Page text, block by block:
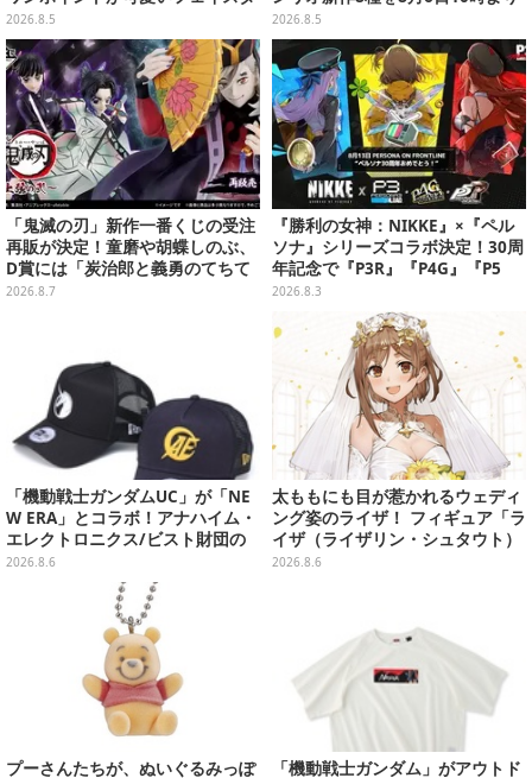
オル、バスマットなど全14種
2026.8.5
受付開始
2026.8.5
「鬼滅の刃」新作一番くじの受注
再販が決定！童磨や胡蝶しのぶ、
D賞には「炭治郎と義勇のてちて
ちフィギュア」も
2026.8.7
『勝利の女神：NIKKE』×『ペル
ソナ』シリーズコラボ決定！30周
年記念で『P3R』『P4G』『P5
R』の3作品参戦
2026.8.3
「機動戦士ガンダムUC」が「NE
W ERA」とコラボ！アナハイム・
エレクトロニクス/ビスト財団の
キャップが予約開始
2026.8.6
太ももにも目が惹かれるウェディ
ング姿のライザ！ フィギュア「ラ
イザ（ライザリン・シュタウト）
ウェディングStyle」が8月7日よ
2026.8.6
プーさんたちが、ぬいぐるみっぽ 「機動戦士ガンダム」がアウトド